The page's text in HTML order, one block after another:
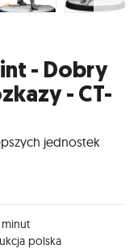
- Dobry
- CT-
jednostek
minut
polska